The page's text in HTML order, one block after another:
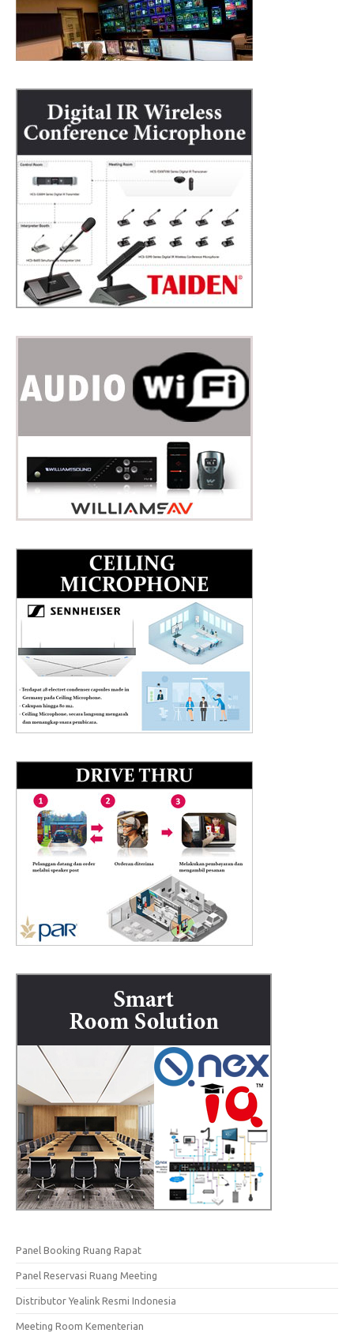
Panel Booking Ruang Rapat
Panel Reservasi Ruang Meeting
Distributor Yealink Resmi Indonesia
Meeting Room Kementerian